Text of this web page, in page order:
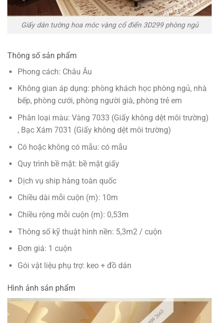
Giấy dán tường hoa móc vàng cổ điển 3D299 phòng ngủ
Thông số sản phẩm
Phong cách: Châu Âu
Không gian áp dụng: phòng khách học phòng ngủ, nhà
bếp, phòng cưới, phòng người già, phòng trẻ em
Phân loại màu: Vàng 7033 (Giấy không dệt môi trường)
, Bạc Xám 7031 (Giấy không dệt môi trường)
Có hoặc không có mẫu: có mẫu
Quy trình bề mặt: bề mặt giấy
Dịch vụ ship hàng toàn quốc
Chiều dài mỗi cuộn (m): 10m
Chiều rộng mỗi cuộn (m): 0,53m
Thông số kỹ thuật hình nền: 5,3m2 / cuộn
Đơn giá: 1 cuộn
Gói vật liệu phụ trợ: keo + đồ dán
Hình ảnh sản phẩm